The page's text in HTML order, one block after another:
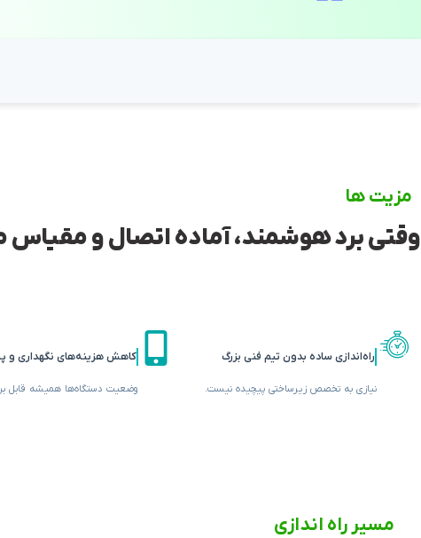
مزیت ها
وقتی برد هوشمند، آماده اتصال و
راه‌اندازی ساده بدون تیم فنی بزرگ
نیازی به تخصص زیرساختی پیچیده نیست.
کاهش هزینه‌های نگهداری و
وضعیت دستگاه‌ها همیشه قابل
مسیر راه اندازی